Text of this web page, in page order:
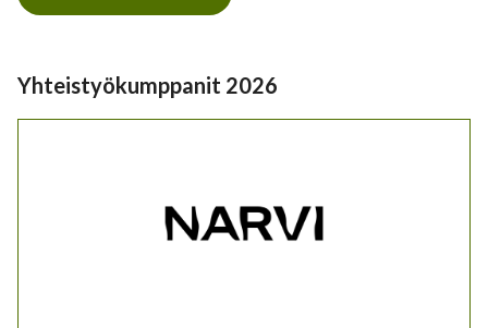
Yhteistyökumppanit 2026